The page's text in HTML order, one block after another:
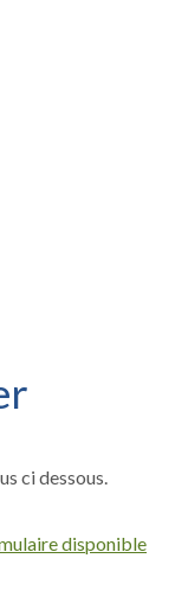
ci dessous.
disponible